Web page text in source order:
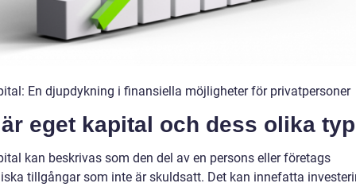
En djupdykning i finansiella möjligheter för privatpersoner
eget kapital och dess olika
kan beskrivas som den del av en persons eller företags
tillgångar som inte är skuldsatt. Det kan innefatta